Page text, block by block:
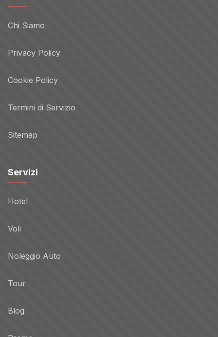
Chi Siamo
Privacy Policy
Cookie Policy
Termini di Servizio
Sitemap
Servizi
Hotel
Voli
Noleggio Auto
Tour
Blog